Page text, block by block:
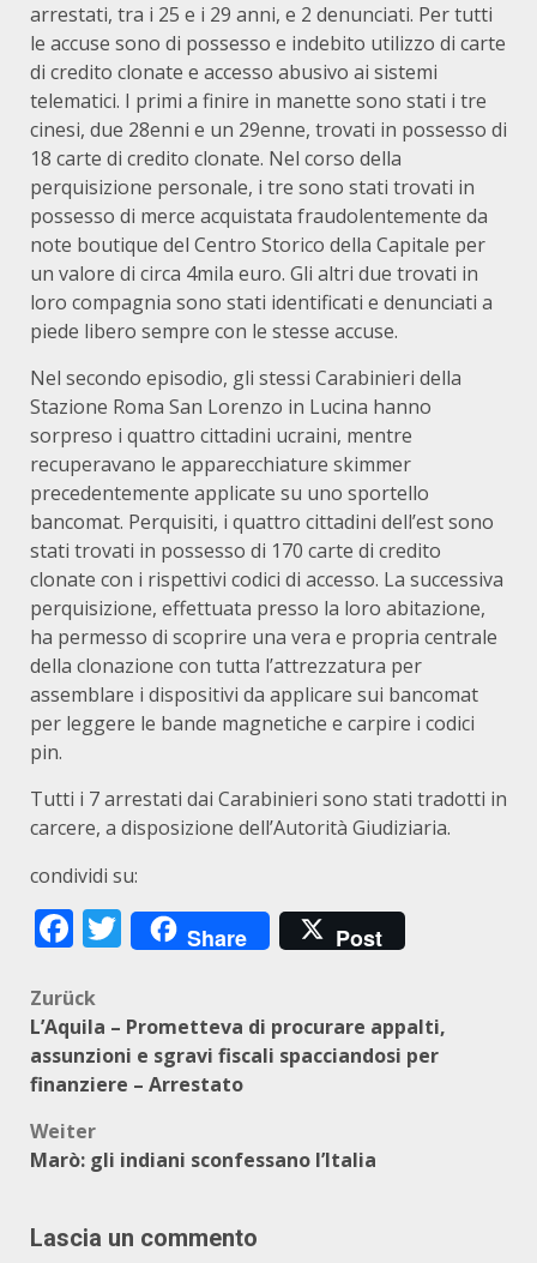
arrestati, tra i 25 e i 29 anni, e 2 denunciati. Per tutti
le accuse sono di possesso e indebito utilizzo di carte
di credito clonate e accesso abusivo ai sistemi
telematici. I primi a finire in manette sono stati i tre
cinesi, due 28enni e un 29enne, trovati in possesso di
18 carte di credito clonate. Nel corso della
perquisizione personale, i tre sono stati trovati in
possesso di merce acquistata fraudolentemente da
note boutique del Centro Storico della Capitale per
un valore di circa 4mila euro. Gli altri due trovati in
loro compagnia sono stati identificati e denunciati a
piede libero sempre con le stesse accuse.
Nel secondo episodio, gli stessi Carabinieri della
Stazione Roma San Lorenzo in Lucina hanno
sorpreso i quattro cittadini ucraini, mentre
recuperavano le apparecchiature skimmer
precedentemente applicate su uno sportello
bancomat. Perquisiti, i quattro cittadini dell’est sono
stati trovati in possesso di 170 carte di credito
clonate con i rispettivi codici di accesso. La successiva
perquisizione, effettuata presso la loro abitazione,
ha permesso di scoprire una vera e propria centrale
della clonazione con tutta l’attrezzatura per
assemblare i dispositivi da applicare sui bancomat
per leggere le bande magnetiche e carpire i codici
pin.
Tutti i 7 arrestati dai Carabinieri sono stati tradotti in
carcere, a disposizione dell’Autorità Giudiziaria.
condividi su:
Facebook
Twitter
Share Post
Beitragsnavigation
Zurück
L’Aquila – Prometteva di procurare appalti,
assunzioni e sgravi fiscali spacciandosi per
finanziere – Arrestato
Weiter
Marò: gli indiani sconfessano l’Italia
Lascia un commento